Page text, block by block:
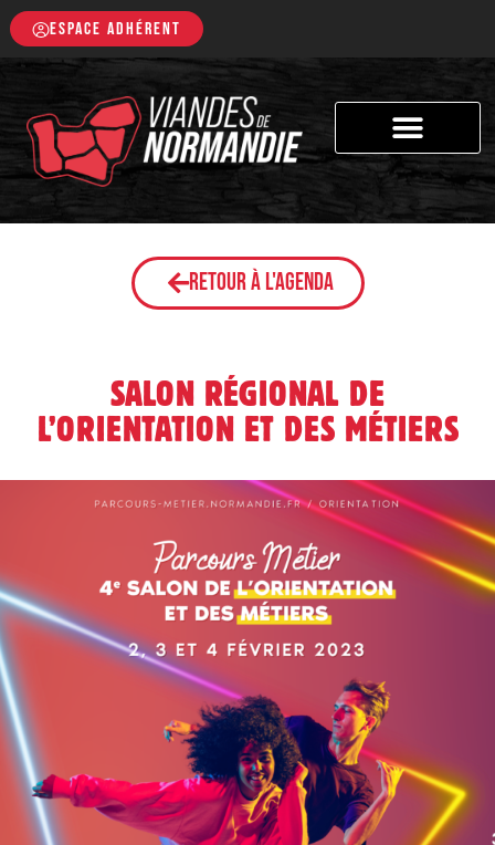
ESPACE ADHÉRENT
Retour à l'agenda
SALON RÉGIONAL DE
L’ORIENTATION ET DES MÉTIERS